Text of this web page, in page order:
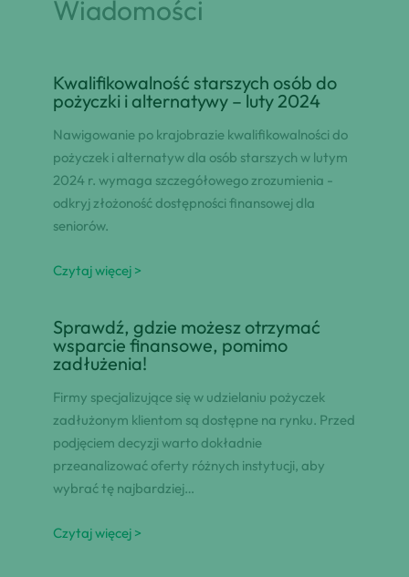
Wiadomości
Kwalifikowalność starszych osób do
pożyczki i alternatywy – luty 2024
Nawigowanie po krajobrazie kwalifikowalności do
pożyczek i alternatyw dla osób starszych w lutym
2024 r. wymaga szczegółowego zrozumienia -
odkryj złożoność dostępności finansowej dla
seniorów.
Czytaj więcej >
Sprawdź, gdzie możesz otrzymać
wsparcie finansowe, pomimo
zadłużenia!
Firmy specjalizujące się w udzielaniu pożyczek
zadłużonym klientom są dostępne na rynku. Przed
podjęciem decyzji warto dokładnie
przeanalizować oferty różnych instytucji, aby
wybrać tę najbardziej…
Czytaj więcej >